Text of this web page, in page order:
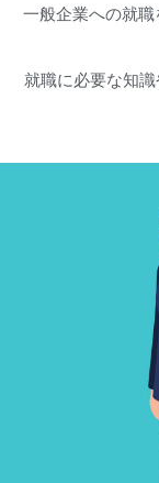
一般企業への就
就職に必要な知